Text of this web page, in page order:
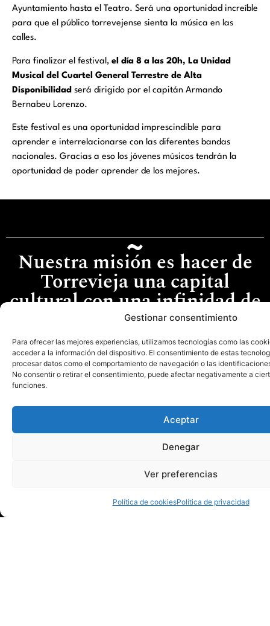
Gestionar consentimiento
Para ofrecer las mejores experiencias, utilizamos tecnologías como las
acceder a la información del dispositivo. El consentimiento de estas
procesar datos como el comportamiento de navegación o las
No consentir o retirar el consentimiento, puede afectar negativamente a
funciones.
Aceptar
Denegar
Ver preferencias
Política de cookiesPolítica de privacidad
Ayuntamiento hasta el Teatro. Será una oportunidad increíble
para que el público torrevejense sienta la música en las
calles.
Para finalizar el festival, el día 8 a las 20h, La Unidad
Musical del Cuartel General Terrestre de Alta
Disponibilidad será dirigido por el capitán Armando
Bernabeu Lorenzo.
Este festival es una oportunidad imprescindible para
aprender e interrelacionarse con las diferentes bandas
nacionales. Gracias a eso los jóvenes músicos tendrán la
oportunidad de poder aprender de los mejores.
Nuestra misión es hacer de
Torrevieja una capital
cultural con una infinidad de
experiencias culturales.
Pl. Miguel Hernández, SN. 03181 Torrevieja,